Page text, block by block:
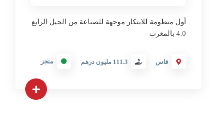
أول منظومة للابتكار موجهة للصناعة من الجيل الرابع
4.0 بالمغرب
فاس منجز